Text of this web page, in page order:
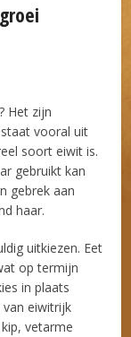
Het zijn
vooral uit
soort eiwit is.
gebruikt kan
gebrek aan
haar.
uitkiezen. Eet
op termijn
in plaats
van eiwitrijk
vetarme